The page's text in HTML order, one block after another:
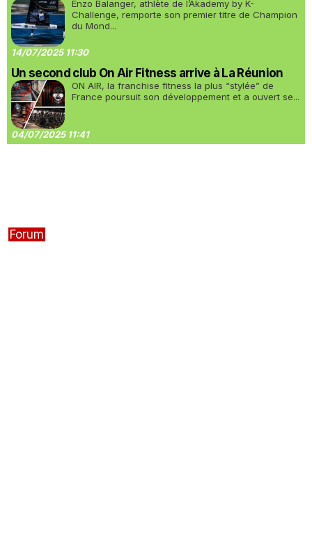
Enzo Balanger, athlète de l’Akademy by K-
Challenge, remporte son premier titre de Champion
du Mond...
14/07/2025 11:30
Un second club On Air Fitness arrive à La Réunion
ON AIR, la franchise fitness la plus “stylée” de
France poursuit son développement et a ouvert se...
04/07/2025 11:41
Forum